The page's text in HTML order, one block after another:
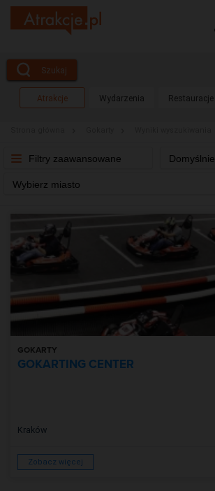
Szukaj
Atrakcje Wydarzenia Restauracje
Filtry zaawansowane Domyślnie
Wybierz miasto
GOKARTY
GOKARTING CENTER
Kraków
Zobacz więcej